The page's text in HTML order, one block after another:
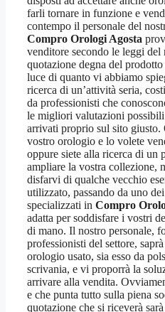
farli tornare in funzione e
contempo il personale del
Compro Orologi Agosta
venditore secondo le leggi del
quotazione degna del
luce di quanto vi abbiamo
ricerca di un’attività seria,
da professionisti che
le migliori valutazioni possibili
arrivati proprio sul sito giusto.
vostro orologio e lo volete
oppure siete alla ricerca di un
ampliare la vostra collezione,
disfarvi di qualche vecchio
utilizzato, passando da uno
specializzati in Compro
adatta per soddisfare i vostri
di mano. Il nostro personale,
professionisti del settore,
orologio usato, sia esso da
scrivania, e vi proporrà la
arrivare alla vendita.
e che punta tutto sulla piena
quotazione che si riceverà